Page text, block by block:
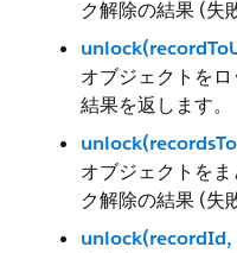
ク解除の結果 (失
オブジェクトを
結果を返します。
オブジェクトを
ク解除の結果 (失